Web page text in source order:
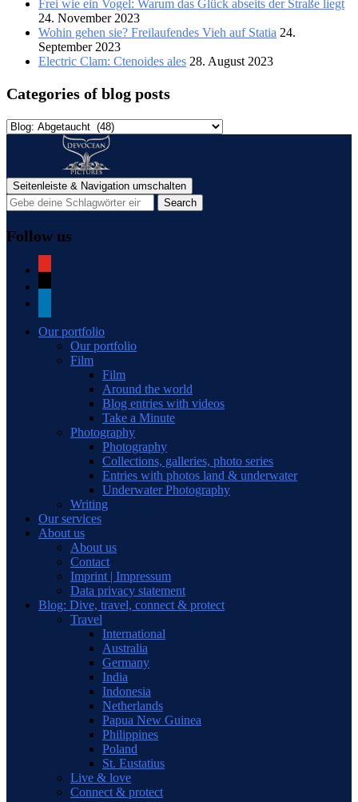
Frei wie ein Vogel: Warum das Glück abseits der Straße liegt
24. November 2023
Wohin gehen sie? Freilaufendes Vieh auf Statia 24.
September 2023
Electric Clam: Ctenoides ales 28. August 2023
Categories of blog posts
Categories
Seitenleiste & Navigation umschalten
Follow us
Our portfolio
Our portfolio
Film
Film
Around the world
Blog entries with videos
Take a Minute
Photography
Photography
Collections, galleries, photo series
Entries with photos land & underwater
Underwater Photography
Writing
Our services
About us
About us
Contact
Imprint | Impressum
Data privacy statement
Blog: Dive, travel, connect & protect
Travel
International
Australia
Germany
India
Indonesia
Netherlands
Papua New Guinea
Philippines
Poland
St. Eustatius
Live & love
Connect & protect